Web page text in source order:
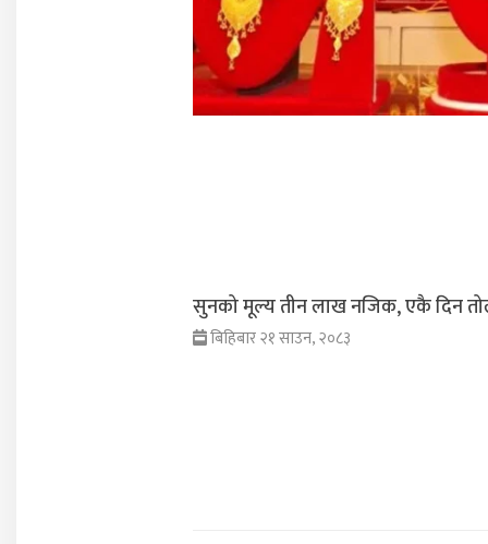
सुनको मूल्य तीन लाख नजिक, एकै दिन
बिहिबार २१ साउन, २०८३